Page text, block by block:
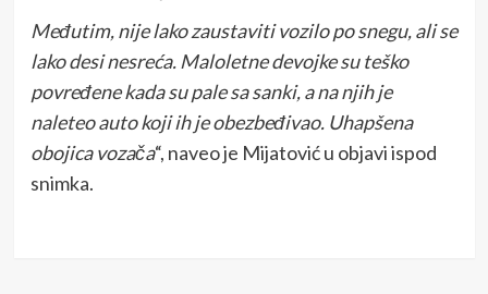
Međutim, nije lako zaustaviti vozilo po snegu, ali se
lako desi nesreća. Maloletne devojke su teško
povređene kada su pale sa sanki, a na njih je
naleteo auto koji ih je obezbeđivao. Uhapšena
obojica vozača“, naveo je Mijatović u objavi ispod
snimka.